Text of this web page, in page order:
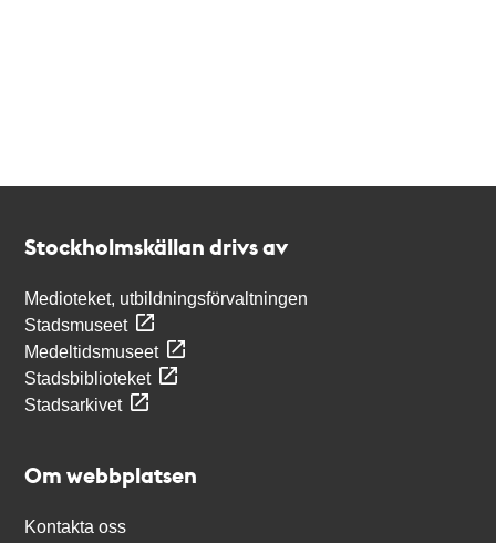
Stockholmskällan drivs av
Medioteket, utbildningsförvaltningen
Stadsmuseet
Medeltidsmuseet
Stadsbiblioteket
Stadsarkivet
Om webbplatsen
Kontakta oss